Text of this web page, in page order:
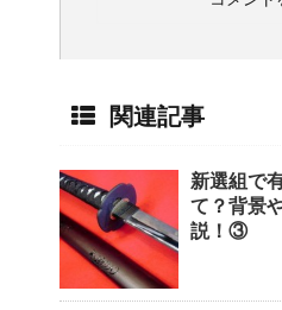
関連記事
新選組で
て？背景
説！③